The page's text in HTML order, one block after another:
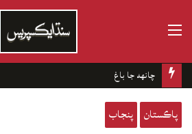
چانهه جا باغ
پاڪستان پنجاب